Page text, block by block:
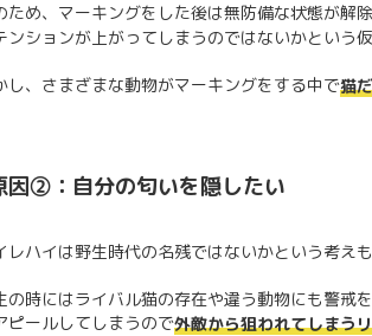
ため、マーキングをした後は無防備な状態が解
ンションが上がってしまうのではないかという
し、さまざまな動物がマーキングをする中で猫
因②：自分の匂いを隠したい
レハイは野生時代の名残ではないかという考えも
の時にはライバル猫の存在や違う動物にも警戒
ピールしてしまうので外敵から狙われてしまう